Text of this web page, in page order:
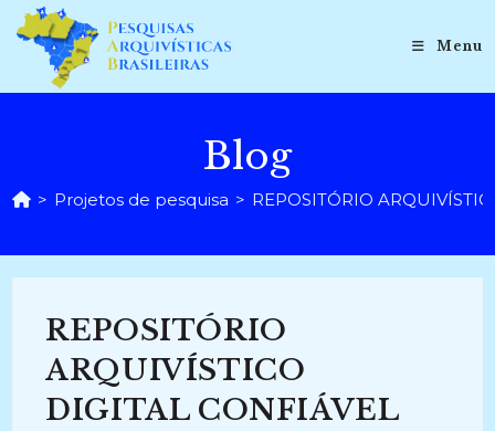
para
conteúdo
Menu
Blog
> Projetos de pesquisa > REPOSITÓRIO
REPOSITÓRIO
ARQUIVÍSTICO
DIGITAL CONFIÁVEL